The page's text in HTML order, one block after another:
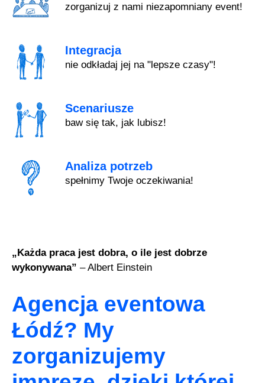
zorganizuj z nami niezapomniany event!
Integracja
nie odkładaj jej na "lepsze czasy"!
Scenariusze
baw się tak, jak lubisz!
Analiza potrzeb
spełnimy Twoje oczekiwania!
„Każda praca jest dobra, o ile jest dobrze
wykonywana” – Albert Einstein
Agencja eventowa
Łódź? My
zorganizujemy